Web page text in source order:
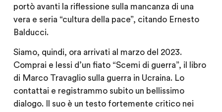
portò avanti la riflessione sulla mancanza di una
vera e seria “cultura della pace”, citando Ernesto
Balducci.
Siamo, quindi, ora arrivati al marzo del 2023.
Comprai e lessi d’un fiato “Scemi di guerra”, il libro
di Marco Travagliosulla guerra in Ucraina. Lo
contattai e registrammo subito un bellissimo
dialogo. Il suo è un testo fortemente critico nei